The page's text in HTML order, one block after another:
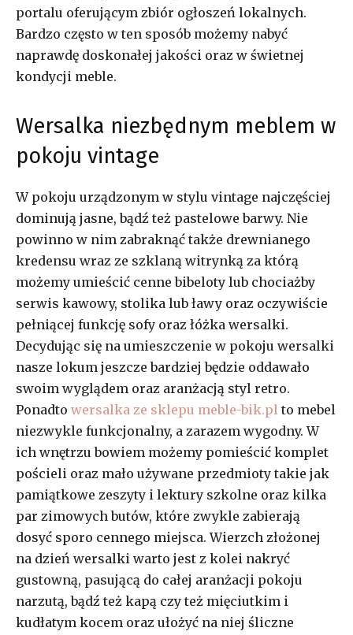
portalu oferującym zbiór ogłoszeń lokalnych.
Bardzo często w ten sposób możemy nabyć
naprawdę doskonałej jakości oraz w świetnej
kondycji meble.
Wersalka niezbędnym meblem w
pokoju vintage
W pokoju urządzonym w stylu vintage najczęściej
dominują jasne, bądź też pastelowe barwy. Nie
powinno w nim zabraknąć także drewnianego
kredensu wraz ze szklaną witrynką za którą
możemy umieścić cenne bibeloty lub chociażby
serwis kawowy, stolika lub ławy oraz oczywiście
pełniącej funkcję sofy oraz łóżka wersalki.
Decydując się na umieszczenie w pokoju wersalki
nasze lokum jeszcze bardziej będzie oddawało
swoim wyglądem oraz aranżacją styl retro.
Ponadto wersalka ze sklepu meble-bik.pl to mebel
niezwykle funkcjonalny, a zarazem wygodny. W
ich wnętrzu bowiem możemy pomieścić komplet
pościeli oraz mało używane przedmioty takie jak
pamiątkowe zeszyty i lektury szkolne oraz kilka
par zimowych butów, które zwykle zabierają
dosyć sporo cennego miejsca. Wierzch złożonej
na dzień wersalki warto jest z kolei nakryć
gustowną, pasującą do całej aranżacji pokoju
narzutą, bądź też kapą czy też mięciutkim i
kudłatym kocem oraz ułożyć na niej śliczne